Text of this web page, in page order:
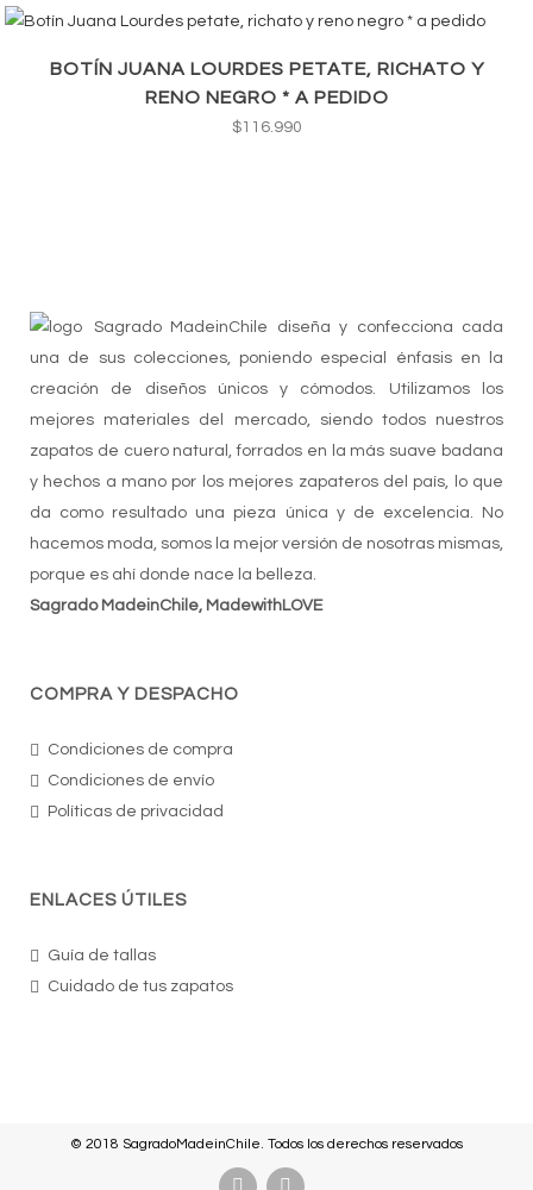
BOTÍN JUANA LOURDES PETATE, RICHATO Y
RENO NEGRO * A PEDIDO
$116.990
Sagrado MadeinChile diseña y confecciona cada
una de sus colecciones, poniendo especial énfasis en la
creación de diseños únicos y cómodos. Utilizamos los
mejores materiales del mercado, siendo todos nuestros
zapatos de cuero natural, forrados en la más suave badana
y hechos a mano por los mejores zapateros del país, lo que
da como resultado una pieza única y de excelencia. No
hacemos moda, somos la mejor versión de nosotras mismas,
porque es ahí donde nace la belleza.
Sagrado MadeinChile, MadewithLOVE
COMPRA Y DESPACHO
Condiciones de compra
Condiciones de envío
Políticas de privacidad
ENLACES ÚTILES
Guía de tallas
Cuidado de tus zapatos
© 2018 SagradoMadeinChile. Todos los derechos reservados